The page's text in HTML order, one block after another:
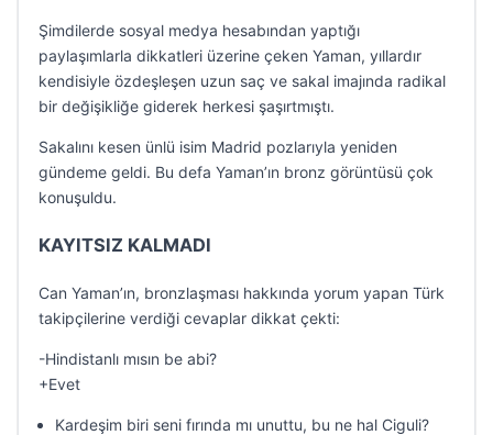
Şimdilerde sosyal medya hesabından yaptığı
paylaşımlarla dikkatleri üzerine çeken Yaman, yıllardır
kendisiyle özdeşleşen uzun saç ve sakal imajında radikal
bir değişikliğe giderek herkesi şaşırtmıştı.
Sakalını kesen ünlü isim Madrid pozlarıyla yeniden
gündeme geldi. Bu defa Yaman’ın bronz görüntüsü çok
konuşuldu.
KAYITSIZ KALMADI
Can Yaman’ın, bronzlaşması hakkında yorum yapan Türk
takipçilerine verdiği cevaplar dikkat çekti:
-Hindistanlı mısın be abi?
+Evet
Kardeşim biri seni fırında mı unuttu, bu ne hal Ciguli?